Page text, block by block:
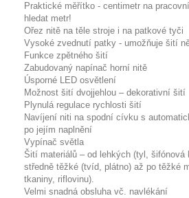
Praktické měřítko - centimetr na
hledat metr!
Ořez nitě na těle stroje i na patkové tyči
Vysoké zvednutí patky - umožňuje šití
Funkce zpětného šití
Zabudovaný napínač horní nitě
Úsporné LED osvětlení
Možnost šití dvojjehlou – dekorativní šití
Plynulá regulace rychlosti šití
Navíjení niti na spodní cívku s
po jejím naplnění
Vypínač světla
Šití materiálů – od lehkých (tyl, šifónová
středně těžké (tvíd, plátno) až po těžké
tkaniny, riflovinu).
Velmi snadná obsluha vč. navlékání